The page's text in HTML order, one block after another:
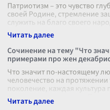
Патриотизм – это чувство
своей Родине, стремление
служить на благо своего
патриотизме, невозможно не
Сочинение на тему "Что
примерами про жен
Что значит по-настоящему
человечество на
поколение, каждая
это непростое чувство. По